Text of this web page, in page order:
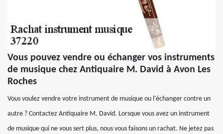
Vous pouvez vendre ou échanger vos instruments
de musique chez Antiquaire M. David à Avon Les
Roches
Vous voulez vendre votre instrument de musique ou l'échanger contre un
autre ? Contactez Antiquaire M. David. Lorsque vous avez un instrument
de musique qui ne vous sert plus, nous vous faisons un rachat. Ne jetez pas